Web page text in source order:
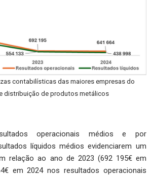
contabilísticas das maiores empresas do
distribuição de produtos metálicos
operacionais médios e por
líquidos médios evidenciarem um
relação ao ano de 2023 (692 195€ em
em 2024 nos resultados operacionais